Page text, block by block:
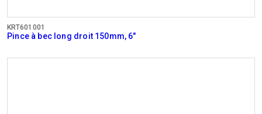
KRT601001
Pince à bec long droit 150mm, 6"